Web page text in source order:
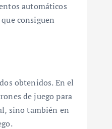
automáticos
consiguen
obtenidos. En el
de juego para
sino también en